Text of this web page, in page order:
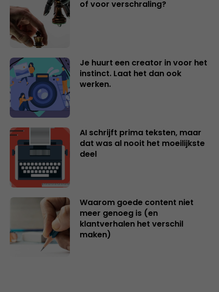
of voor verschraling?
Je huurt een creator in voor het
instinct. Laat het dan ook
werken.
AI schrijft prima teksten, maar
dat was al nooit het moeilijkste
deel
Waarom goede content niet
meer genoeg is (en
klantverhalen het verschil
maken)